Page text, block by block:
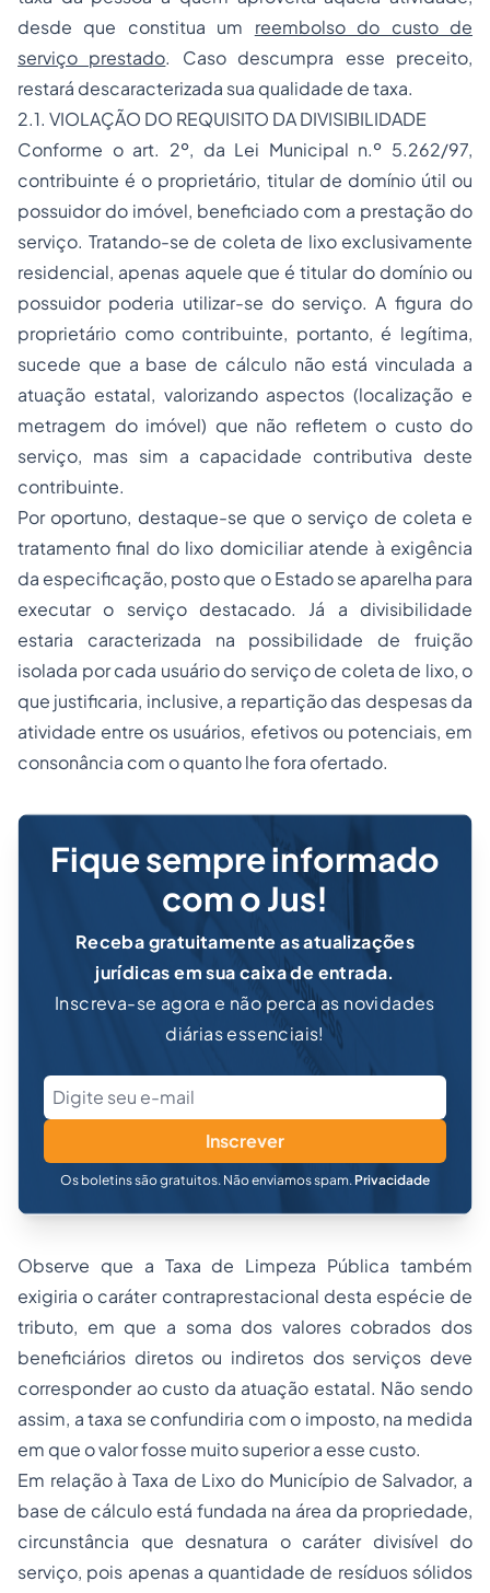
desde que constitua um reembolso do custo de
serviço prestado. Caso descumpra esse preceito,
restará descaracterizada sua qualidade de taxa.
2.1. VIOLAÇÃO DO REQUISITO DA DIVISIBILIDADE
Conforme o art. 2º, da Lei Municipal n.º 5.262/97,
contribuinte é o proprietário, titular de domínio útil ou
possuidor do imóvel, beneficiado com a prestação do
serviço. Tratando-se de coleta de lixo exclusivamente
residencial, apenas aquele que é titular do domínio ou
possuidor poderia utilizar-se do serviço. A figura do
proprietário como contribuinte, portanto, é legítima,
sucede que a base de cálculo não está vinculada a
atuação estatal, valorizando aspectos (localização e
metragem do imóvel) que não refletem o custo do
serviço, mas sim a capacidade contributiva deste
contribuinte.
Por oportuno, destaque-se que o serviço de coleta e
tratamento final do lixo domiciliar atende à exigência
da especificação, posto que o Estado se aparelha para
executar o serviço destacado. Já a divisibilidade
estaria caracterizada na possibilidade de fruição
isolada por cada usuário do serviço de coleta de lixo, o
que justificaria, inclusive, a repartição das despesas da
atividade entre os usuários, efetivos ou potenciais, em
consonância com o quanto lhe fora ofertado.
Fique sempre informado
com o Jus!
Receba gratuitamente as atualizações
jurídicas em sua caixa de entrada.
Inscreva-se agora e não perca as novidades
diárias essenciais!
Inscrever
Os boletins são gratuitos. Não enviamos spam. Privacidade
Observe que a Taxa de Limpeza Pública também
exigiria o caráter contraprestacional desta espécie de
tributo, em que a soma dos valores cobrados dos
beneficiários diretos ou indiretos dos serviços deve
corresponder ao custo da atuação estatal. Não sendo
assim, a taxa se confundiria com o imposto, na medida
em que o valor fosse muito superior a esse custo.
Em relação à Taxa de Lixo do Município de Salvador, a
base de cálculo está fundada na área da propriedade,
circunstância que desnatura o caráter divisível do
serviço, pois apenas a quantidade de resíduos sólidos